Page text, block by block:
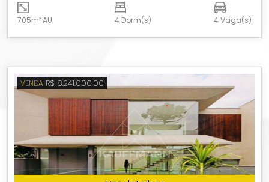
705m² AU 4 Dorm(s) 4 Vaga(s)
VENDA R$ 8.241.000,00